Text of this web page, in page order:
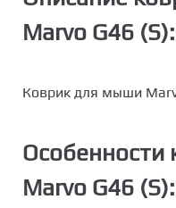
Marvo G46 (S):
Коврик для мыши
Marvo G46 (S):